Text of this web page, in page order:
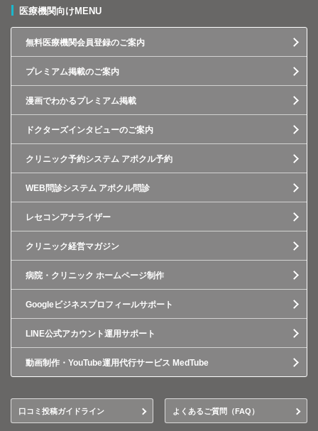
医療機関向けMENU
無料医療機関会員登録のご案内
プレミアム掲載のご案内
漫画でわかるプレミアム掲載
ドクターズインタビューのご案内
クリニック予約システム アポクル予約
WEB問診システム アポクル問診
レセコンアナライザー
クリニック経営マガジン
病院・クリニック ホームページ制作
Googleビジネスプロフィールサポート
LINE公式アカウント運用サポート
動画制作・YouTube運用代行サービス MedTube
口コミ投稿ガイドライン よくあるご質問（FAQ）